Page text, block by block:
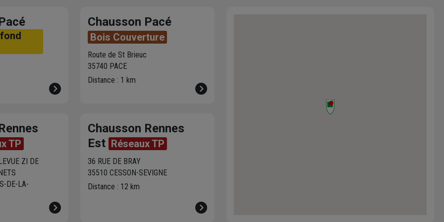
Chausson Pacé
Bois Couverture
Route de St Brieuc
35740 PACE
Distance : 1 km
TP
ZI DE
DE-LA-
Chausson Rennes
Est Réseaux TP
36 RUE DE BRAY
35510 CESSON-SEVIGNE
Distance : 12 km